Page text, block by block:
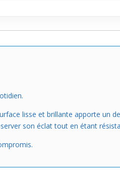
lisse et brillante apporte un
son éclat tout en étant